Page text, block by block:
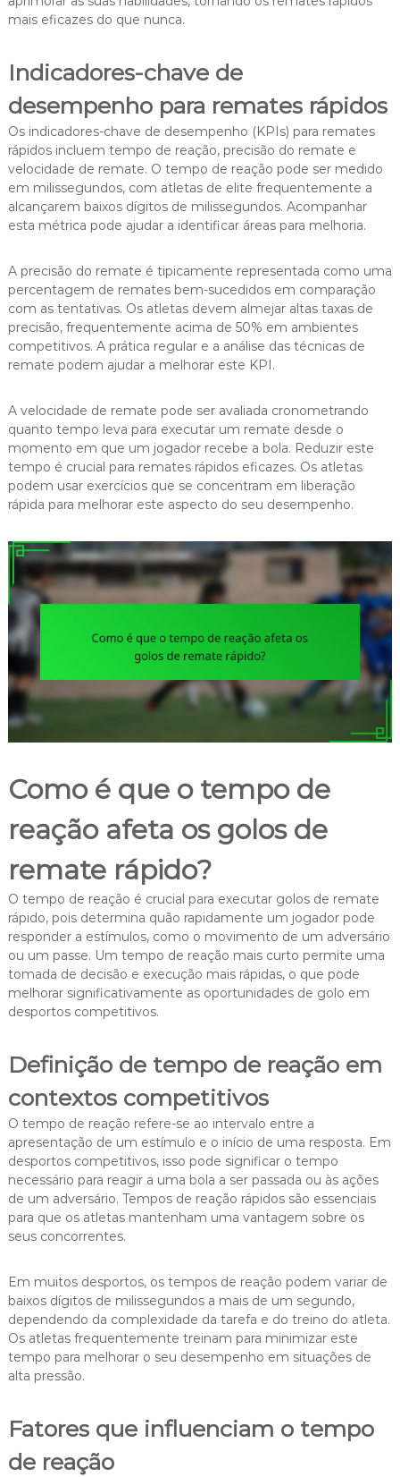
mais eficazes do que nunca.
Indicadores-chave de
desempenho para remates rápidos
Os indicadores-chave de desempenho (KPIs) para remates
rápidos incluem tempo de reação, precisão do remate e
velocidade de remate. O tempo de reação pode ser medido
em milissegundos, com atletas de elite frequentemente a
alcançarem baixos dígitos de milissegundos. Acompanhar
esta métrica pode ajudar a identificar áreas para melhoria.
A precisão do remate é tipicamente representada como uma
percentagem de remates bem-sucedidos em comparação
com as tentativas. Os atletas devem almejar altas taxas de
precisão, frequentemente acima de 50% em ambientes
competitivos. A prática regular e a análise das técnicas de
remate podem ajudar a melhorar este KPI.
A velocidade de remate pode ser avaliada cronometrando
quanto tempo leva para executar um remate desde o
momento em que um jogador recebe a bola. Reduzir este
tempo é crucial para remates rápidos eficazes. Os atletas
podem usar exercícios que se concentram em liberação
rápida para melhorar este aspecto do seu desempenho.
Como é que o tempo de
reação afeta os golos de
remate rápido?
O tempo de reação é crucial para executar golos de remate
rápido, pois determina quão rapidamente um jogador pode
responder a estímulos, como o movimento de um adversário
ou um passe. Um tempo de reação mais curto permite uma
tomada de decisão e execução mais rápidas, o que pode
melhorar significativamente as oportunidades de golo em
desportos competitivos.
Definição de tempo de reação em
contextos competitivos
O tempo de reação refere-se ao intervalo entre a
apresentação de um estímulo e o início de uma resposta. Em
desportos competitivos, isso pode significar o tempo
necessário para reagir a uma bola a ser passada ou às ações
de um adversário. Tempos de reação rápidos são essenciais
para que os atletas mantenham uma vantagem sobre os
seus concorrentes.
Em muitos desportos, os tempos de reação podem variar de
baixos dígitos de milissegundos a mais de um segundo,
dependendo da complexidade da tarefa e do treino do atleta.
Os atletas frequentemente treinam para minimizar este
tempo para melhorar o seu desempenho em situações de
alta pressão.
Fatores que influenciam o tempo
de reação